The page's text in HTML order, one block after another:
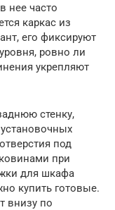
нее часто
каркас из
его фиксируют
ровно ли
укрепляют
стенку,
под
при
для шкафа
купить готовые.
внизу по